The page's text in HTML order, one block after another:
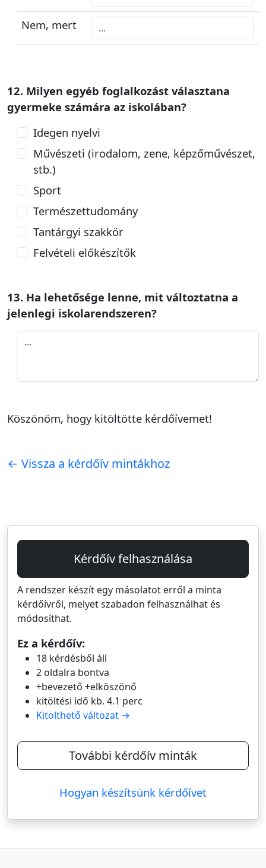
Nem, mert
12. Milyen egyéb foglalkozást választana
gyermeke számára az iskolában?
Idegen nyelvi
Művészeti (irodalom, zene, képzőművészet,
stb.)
Sport
Természettudomány
Tantárgyi szakkör
Felvételi előkészítők
13. Ha lehetősége lenne, mit változtatna a
jelenlegi iskolarendszeren?
Köszönöm, hogy kitöltötte kérdőívemet!
← Vissza a kérdőív mintákhoz
Kérdőív felhasználása
A rendszer készít egy másolatot erről a minta
kérdőívről, melyet szabadon felhasználhat és
módosíthat.
Ez a kérdőív:
18 kérdésből áll
2 oldalra bontva
+bevezető +elköszönő
kitöltési idő kb. 4.1 perc
Kitölthető változat →
További kérdőív minták
Hogyan készítsünk kérdőívet